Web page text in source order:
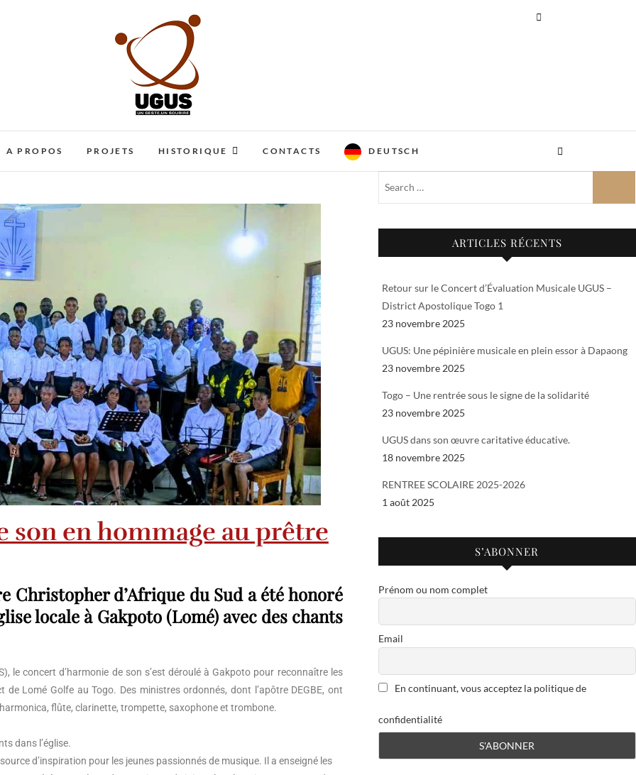
GESTE UN SOURIRE
A PROPOS PROJETS HISTORIQUE CONTACTS DEUTSCH
son en hommage au prêtre
Christopher d’Afrique du Sud a été honoré
locale à Gakpoto (Lomé) avec des chants
le concert d’harmonie de son s’est déroulé à Gakpoto pour reconnaître les
Lomé Golfe au Togo. Des ministres ordonnés, dont l’apôtre DEGBE, ont
flûte, clarinette, trompette, saxophone et trombone.
dans l’église.
d’inspiration pour les jeunes passionnés de musique. Il a enseigné les
ARTICLES RÉCENTS
Retour sur le Concert d’Évaluation Musicale UGUS –
District Apostolique Togo 1
23 novembre 2025
UGUS: Une pépinière musicale en plein essor à Dapaong
23 novembre 2025
Togo – Une rentrée sous le signe de la solidarité
23 novembre 2025
UGUS dans son œuvre caritative éducative.
18 novembre 2025
RENTREE SCOLAIRE 2025-2026
1 août 2025
S’ABONNER
Prénom ou nom complet
Email
En continuant, vous acceptez la politique de
confidentialité